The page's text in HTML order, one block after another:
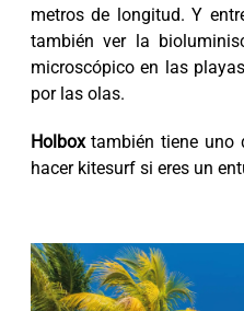
metros de longitud. Y
también ver la
microscópico en las
por las olas.
Holboxtambién tiene uno
hacer kitesurf si eres un